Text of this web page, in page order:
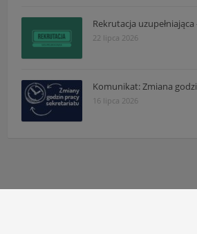
Rekrutacja
22 lipca 2026
Komunikat: Zmiana
16 lipca 2026